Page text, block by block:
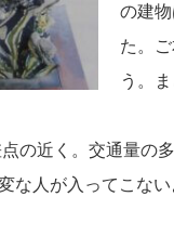
の建
た。
う。
の近く。交通量の
な人が入ってこな